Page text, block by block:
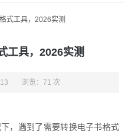
式工具，2026实测
工具，2026实测
浏览：71 次
，遇到了需要转换电子书格式